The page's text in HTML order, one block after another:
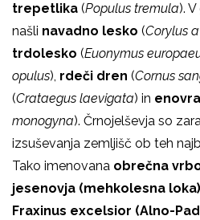
trepetlika (Populus tremula).
našli navadno lesko (Corylus
trdolesko (Euonymus
opulus), rdeči dren (Cornus
(Crataegus laevigata) in
monogyna). Črnojelševja so
izsuševanja zemljišč ob teh
Tako imenovana obrečna
jesenovja (mehkolesna
Fraxinus excelsior (Alno-